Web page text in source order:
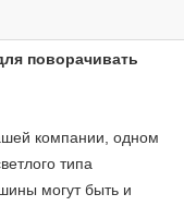
поворачивать
компании, одном
типа
могут быть и